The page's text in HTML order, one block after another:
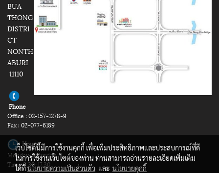
BUA
THONG
DISTRI
CT
NONTH
ABURI
11110
Phone
Office : 02-157-1278-9
Fax : 02-077-6189
Hours
Monday-Saturday
Time 8.30-17.30
เว็บไซต์นี้มีการใช้งานคุกกี้ เพื่อเพิ่มประสิทธิภาพและประสบการณ์ที่ดี
ในการใช้งานเว็บไซต์ของท่าน ท่านสามารถอ่านรายละเอียดเพิ่มเติม
ได้ที่นโยบายความเป็นส่วนตัว และ นโยบายคุกกี้